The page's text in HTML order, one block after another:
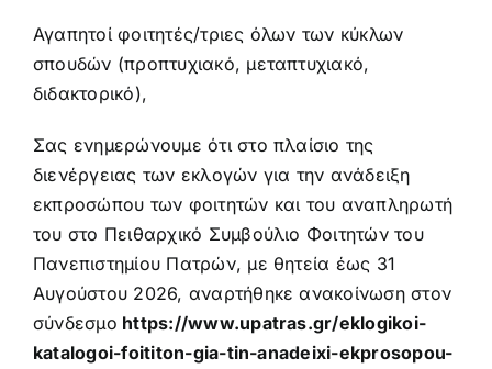
Πληροφορίες σπουδών
Ανακοινώσεις
Αγαπητοί φοιτητές/τριες όλων των κύκλων
σπουδών (προπτυχιακό, μεταπτυχιακό,
διδακτορικό),
Σας ενημερώνουμε ότι στο πλαίσιο της
διενέργειας των εκλογών για την ανάδειξη
εκπροσώπου των φοιτητών και του αναπληρωτή
του στο Πειθαρχικό Συμβούλιο Φοιτητών του
Πανεπιστημίου Πατρών, με θητεία έως 31
Αυγούστου 2026, αναρτήθηκε ανακοίνωση στον
σύνδεσμο https://www.upatras.gr/eklogikoi-
katalogoi-foititon-gia-tin-anadeixi-ekprosopou-